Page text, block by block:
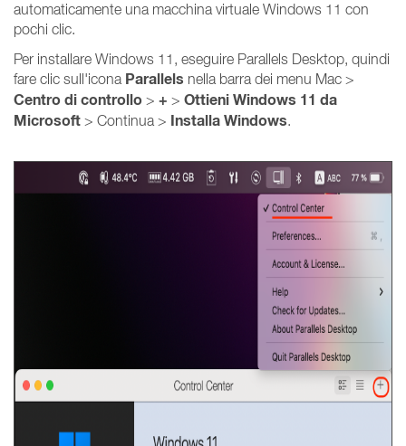
automaticamente una macchina virtuale Windows 11 con
pochi clic.
Per installare Windows 11, eseguire Parallels Desktop, quindi
fare clic sull'icona Parallels nella barra dei menu Mac >
Centro di controllo > + > Ottieni Windows 11 da
Microsoft > Continua > Installa Windows.